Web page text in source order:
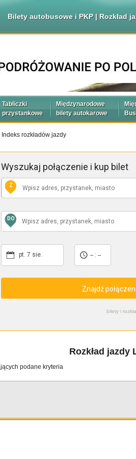
Bilety autobusowe i PKP | Rozkład
Tabliczki
przystankowe
Międzynarodowe
bilety autokarowe
Indeks rozkładów jazdy
bilety i
Wyszukaj połączenie i kup bilet
Z
DO
pt. 7 sie. -- : --
Znajdź
Rozkład jazdy
podane kryteria